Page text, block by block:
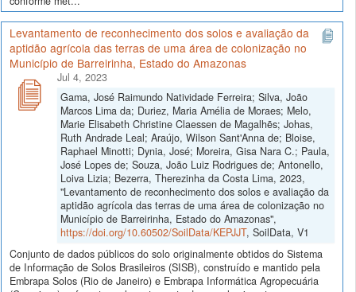
Levantamento de reconhecimento dos solos e avaliação da
aptidão agrícola das terras de uma área de colonização no
Município de Barreirinha, Estado do Amazonas
Jul 4, 2023
Gama, José Raimundo Natividade Ferreira; Silva, João
Marcos Lima da; Duriez, Maria Amélia de Moraes; Melo,
Marie Elisabeth Christine Claessen de Magalhẽs; Johas,
Ruth Andrade Leal; Araújo, Wilson Sant'Anna de; Bloise,
Raphael Minotti; Dynia, José; Moreira, Gisa Nara C.; Paula,
José Lopes de; Souza, João Luiz Rodrigues de; Antonello,
Loiva Lizia; Bezerra, Therezinha da Costa Lima, 2023,
"Levantamento de reconhecimento dos solos e avaliação da
aptidão agrícola das terras de uma área de colonização no
Município de Barreirinha, Estado do Amazonas",
https://doi.org/10.60502/SoilData/KEPJJT, SoilData, V1
Conjunto de dados públicos do solo originalmente obtidos do Sistema
de Informação de Solos Brasileiros (SISB), construído e mantido pela
Embrapa Solos (Rio de Janeiro) e Embrapa Informática Agropecuária